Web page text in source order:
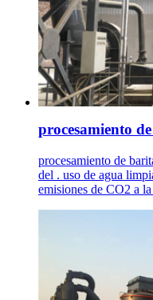
procesamiento
procesamiento de
del . uso de agua
emisiones de CO2 a